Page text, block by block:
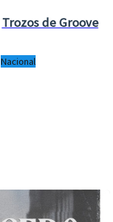
Trozos de Groove
Nacional